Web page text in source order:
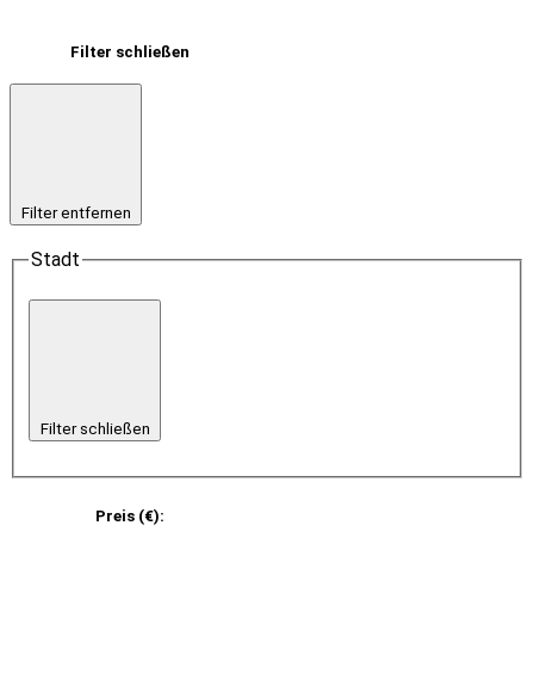
Filter schließen
Filter entfernen
Stadt
Filter schließen
Preis (€):